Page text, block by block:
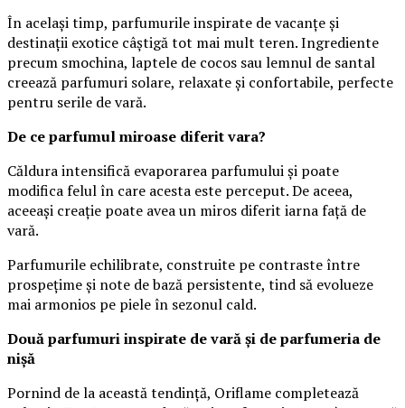
În același timp, parfumurile inspirate de vacanțe și
destinații exotice câștigă tot mai mult teren. Ingrediente
precum smochina, laptele de cocos sau lemnul de santal
creează parfumuri solare, relaxate și confortabile, perfecte
pentru serile de vară.
De ce parfumul miroase diferit vara?
Căldura intensifică evaporarea parfumului și poate
modifica felul în care acesta este perceput. De aceea,
aceeași creație poate avea un miros diferit iarna față de
vară.
Parfumurile echilibrate, construite pe contraste între
prospețime și note de bază persistente, tind să evolueze
mai armonios pe piele în sezonul cald.
Două parfumuri inspirate de vară și de parfumeria de
nișă
Pornind de la această tendință, Oriflame completează